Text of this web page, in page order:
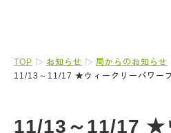
TOP お知らせ
局からのお知らせ
11/13～11/17 ★ウィークリーパワー
11/13～11/17 ★